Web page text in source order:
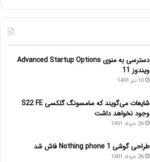
دسترسی به منوی Advanced Startup Options
ویندوز 11
10 تیر 1401
شایعات می‌گویند که سامسونگ گلکسی S22 FE
وجود نخواهد داشت
26 خرداد 1401
طراحی گوشی Nothing phone 1 فاش شد
26 خرداد 1401